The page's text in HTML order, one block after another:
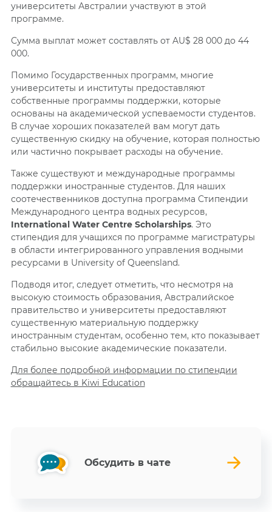
университеты Австралии участвуют в этой
программе.
Сумма выплат может составлять от AU$ 28 000 до 44
000.
Помимо Государственных программ, многие
университеты и институты предоставляют
собственные программы поддержки, которые
основаны на академической успеваемости студентов.
В случае хороших показателей вам могут дать
существенную скидку на обучение, которая полностью
или частично покрывает расходы на обучение.
Также существуют и международные программы
поддержки иностранные студентов. Для наших
соотечественников доступна программа Стипендии
Международного центра водных ресурсов,
International Water Centre Scholarships. Это
стипендия для учащихся по программе магистратуры
в области интегрированного управления водными
ресурсами в University of Queensland.
Подводя итог, следует отметить, что несмотря на
высокую стоимость образования, Австралийское
правительство и университеты предоставляют
существенную материальную поддержку
иностранным студентам, особенно тем, кто показывает
стабильно высокие академические показатели.
Для более подробной информации по стипендии
обращайтесь в Kiwi Education
Обсудить в чате